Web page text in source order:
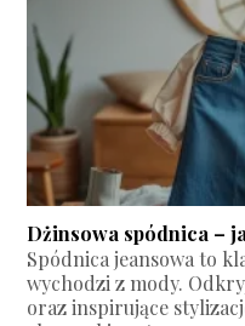
Dżinsowa spódnica –
Spódnica jeansowa to
wychodzi z mody.
oraz inspirujące